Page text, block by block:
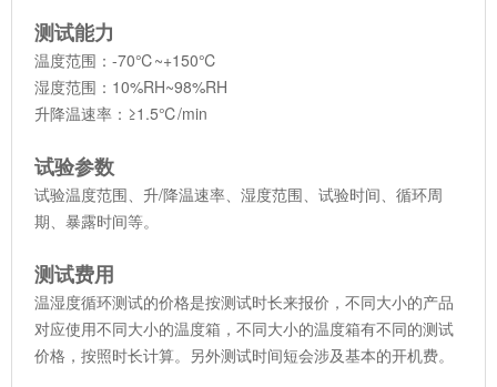
测试能力
温度范围：-70℃~+150℃
湿度范围：10%RH~98%RH
升降温速率：≥1.5℃/min
试验参数
试验温度范围、升/降温速率、湿度范围、试验时间、循环周
期、暴露时间等。
测试费用
温湿度循环测试的价格是按测试时长来报价，不同大小的产品
对应使用不同大小的温度箱，不同大小的温度箱有不同的测试
价格，按照时长计算。另外测试时间短会涉及基本的开机费。